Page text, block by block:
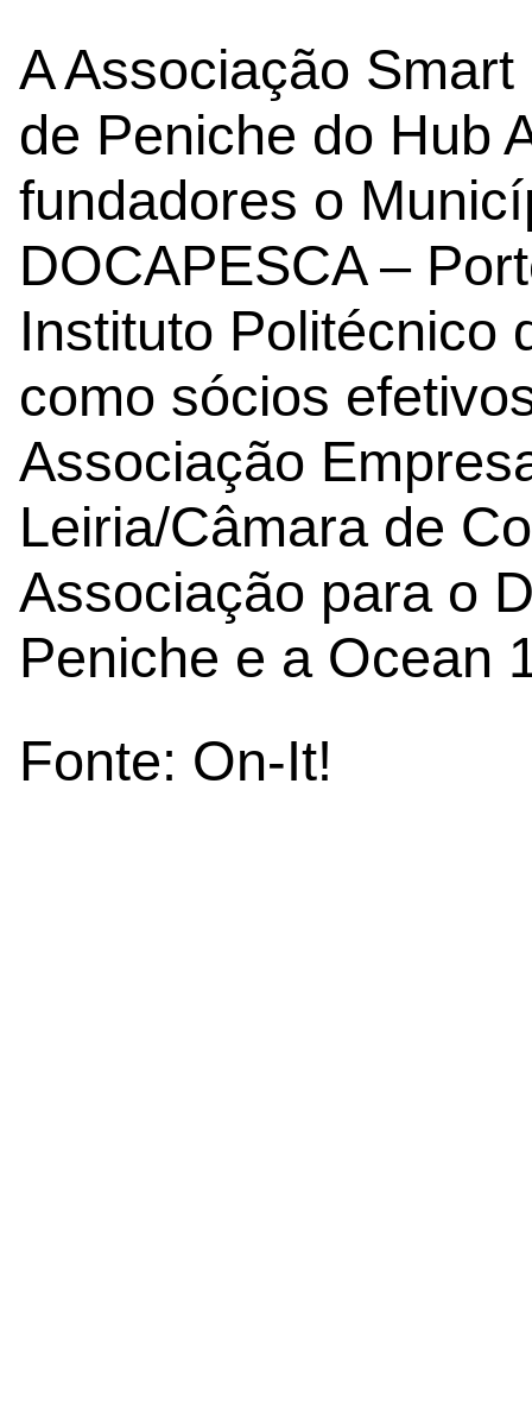
A Associação
de Peniche do Hub
fundadores o
DOCAPESCA –
Instituto Politécnico
como sócios
Associação
Leiria/Câmara de
Associação para o
Peniche e a Ocean
Fonte: On-It!